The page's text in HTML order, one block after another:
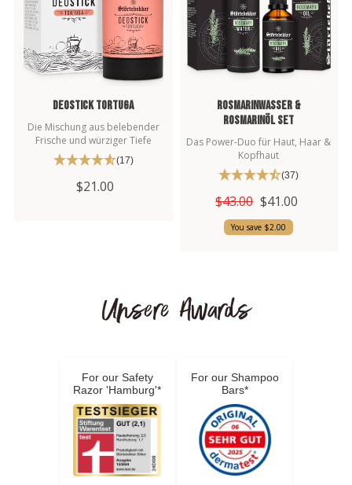
Es ist einfach toll, die Seifen halten das was sie
versprechen
Maximilian
Verifizierter Kunde
Festes Shampoo Anti-Schuppen - 100g 1x 100g
Geruch und Qualität ist gut, leider hilft es bei mir
mit leichten Schuppen nicht
9.8.2026
Deostick Tortuga
Die Mischung aus belebender
Frische und würziger Tiefe
(17)
$21.00
Rosmarinwasser &
Rosmarinöl Set
Das Power-Duo für Haut, Haar &
Kopfhaut
(37)
$43.00 $41.00
You save $2.00
Unsere Awards
For our Safety
Razor 'Hamburg'*
For our Shampoo
Bars*